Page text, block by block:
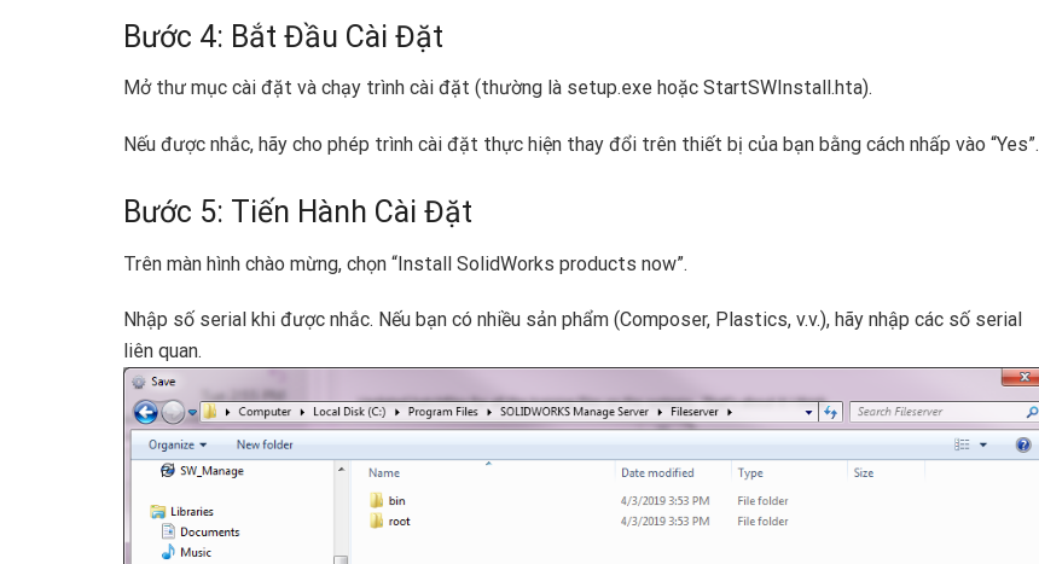
Bước 4: Bắt Đầu Cài Đặt
Mở thư mục cài đặt và chạy trình cài đặt (thường là setup.exe hoặc StartSWInstall.hta).
Nếu được nhắc, hãy cho phép trình cài đặt thực hiện thay đổi trên thiết bị của bạn bằng cách nhấp vào “Yes”.
Bước 5: Tiến Hành Cài Đặt
Trên màn hình chào mừng, chọn “Install SolidWorks products now”.
Nhập số serial khi được nhắc. Nếu bạn có nhiều sản phẩm (Composer, Plastics, v.v.), hãy nhập các số serial
liên quan.